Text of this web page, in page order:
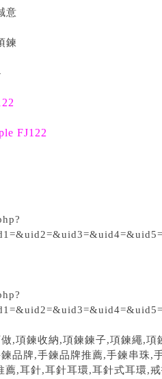
意
鍊
FJ122
,項鍊收納,項鍊鍊子,項鍊繩,項
品牌,手鍊品牌推薦,手鍊串珠,
薦,耳針,耳針耳環,耳針式耳環,